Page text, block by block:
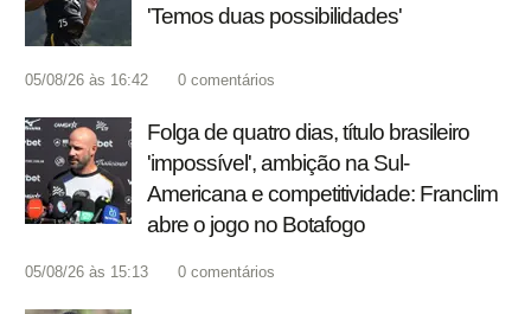
'Temos duas possibilidades'
05/08/26 às 16:42 0 comentários
Folga de quatro dias, título brasileiro
'impossível', ambição na Sul-
Americana e competitividade: Franclim
abre o jogo no Botafogo
05/08/26 às 15:13 0 comentários